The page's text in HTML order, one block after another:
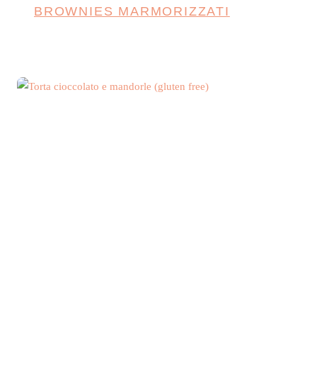
BROWNIES MARMORIZZATI